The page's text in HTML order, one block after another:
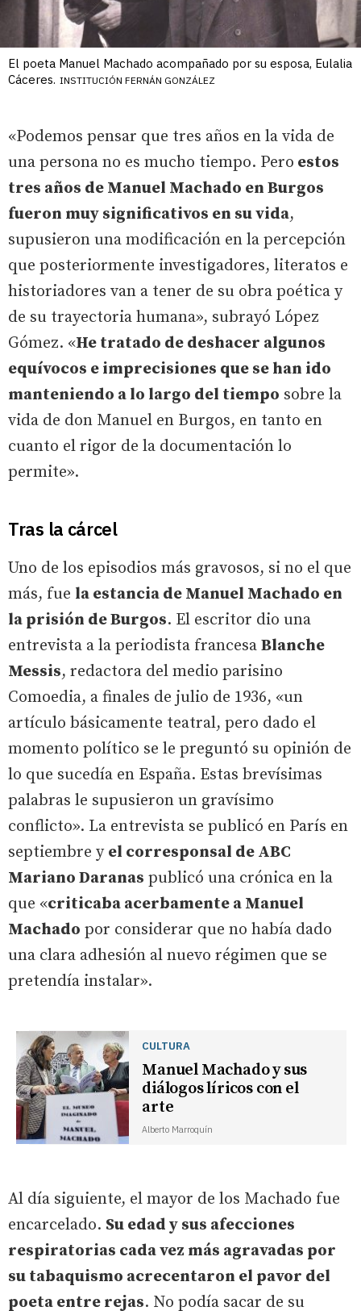
El poeta Manuel Machado acompañado por su esposa, Eulalia
Cáceres. INSTITUCIÓN FERNÁN GONZÁLEZ
«Podemos pensar que tres años en la vida de
una persona no es mucho tiempo. Pero estos
tres años de Manuel Machado en Burgos
fueron muy significativos en su vida,
supusieron una modificación en la percepción
que posteriormente investigadores, literatos e
historiadores van a tener de su obra poética y
de su trayectoria humana», subrayó López
Gómez. «He tratado de deshacer algunos
equívocos e imprecisiones que se han ido
manteniendo a lo largo del tiempo sobre la
vida de don Manuel en Burgos, en tanto en
cuanto el rigor de la documentación lo
permite».
Tras la cárcel
Uno de los episodios más gravosos, si no el que
más, fue la estancia de Manuel Machado en
la prisión de Burgos. El escritor dio una
entrevista a la periodista francesa Blanche
Messis, redactora del medio parisino
Comoedia, a finales de julio de 1936, «un
artículo básicamente teatral, pero dado el
momento político se le preguntó su opinión de
lo que sucedía en España. Estas brevísimas
palabras le supusieron un gravísimo
conflicto». La entrevista se publicó en París en
septiembre y el corresponsal de ABC
Mariano Daranas publicó una crónica en la
que «criticaba acerbamente a Manuel
Machado por considerar que no había dado
una clara adhesión al nuevo régimen que se
pretendía instalar».
CULTURA
Manuel Machado y sus
diálogos líricos con el
arte
Alberto Marroquín
Al día siguiente, el mayor de los Machado fue
encarcelado. Su edad y sus afecciones
respiratorias cada vez más agravadas por
su tabaquismo acrecentaron el pavor del
poeta entre rejas. No podía sacar de su